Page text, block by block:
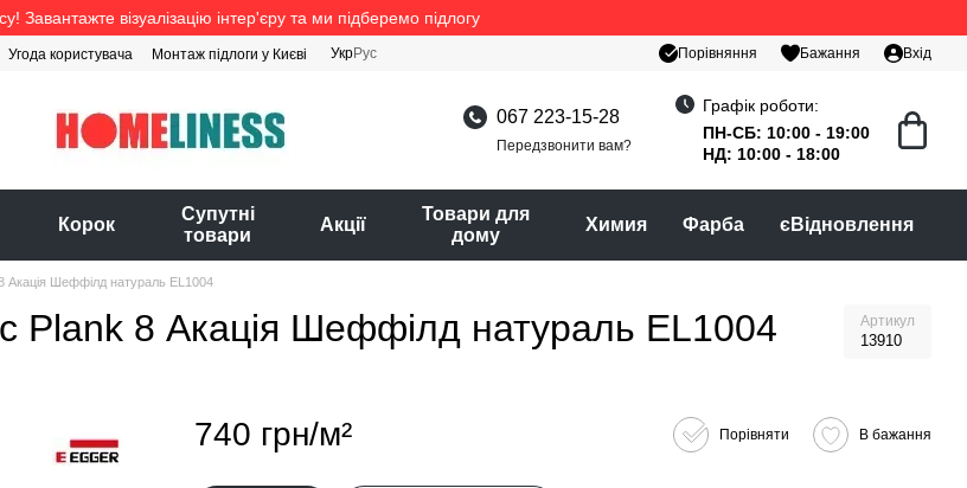
Завантажте візуалізацію інтер'єру та ми підберемо підлогу
Угода користувача Монтаж підлоги у Києві УкрРус Порівняння Бажання Вхід
067 223-15-28
Передзвонити вам?
Графік роботи:
ПН-СБ: 10:00 - 19:00
НД: 10:00 - 18:00
Корок
Супутні
товари
Акції
Товари для
дому
Химия Фарба єВідновлення
Акація Шеффілд натураль EL1004
Plank 8 Акація Шеффілд натураль EL1004 Артикул
13910
740 грн/м² Порівняти В бажання